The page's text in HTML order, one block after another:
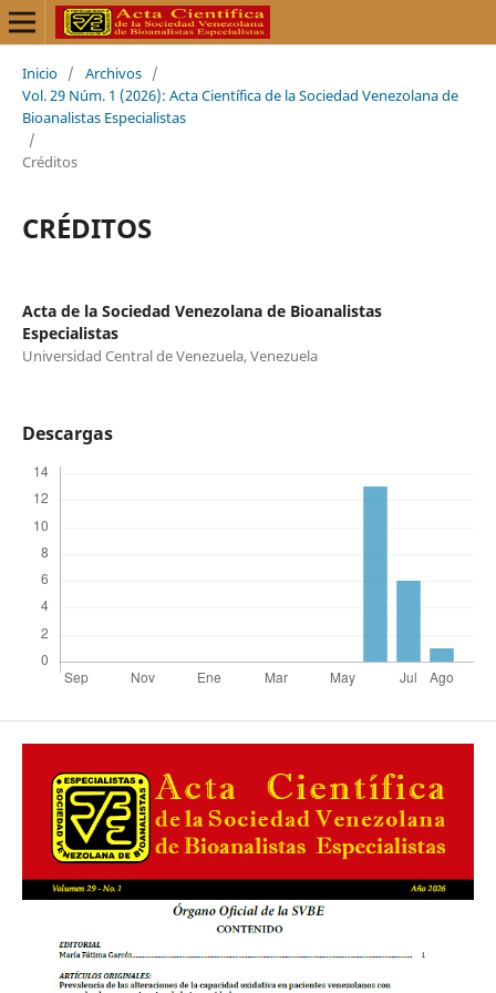
Inicio / Archivos /
Vol. 29 Núm. 1 (2026): Acta Científica de la Sociedad Venezolana de
Bioanalistas Especialistas
/
Créditos
CRÉDITOS
Acta de la Sociedad Venezolana de Bioanalistas
Especialistas
Universidad Central de Venezuela, Venezuela
Descargas